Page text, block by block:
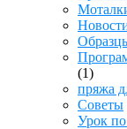
(1)
пряжа
Советы
Урок